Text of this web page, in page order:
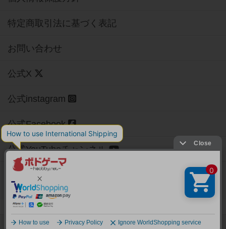
特定商取引法に基づく表記
お問い合わせ
公式X
公式instagram
公式Facebook
公式YouTubeチャンネル